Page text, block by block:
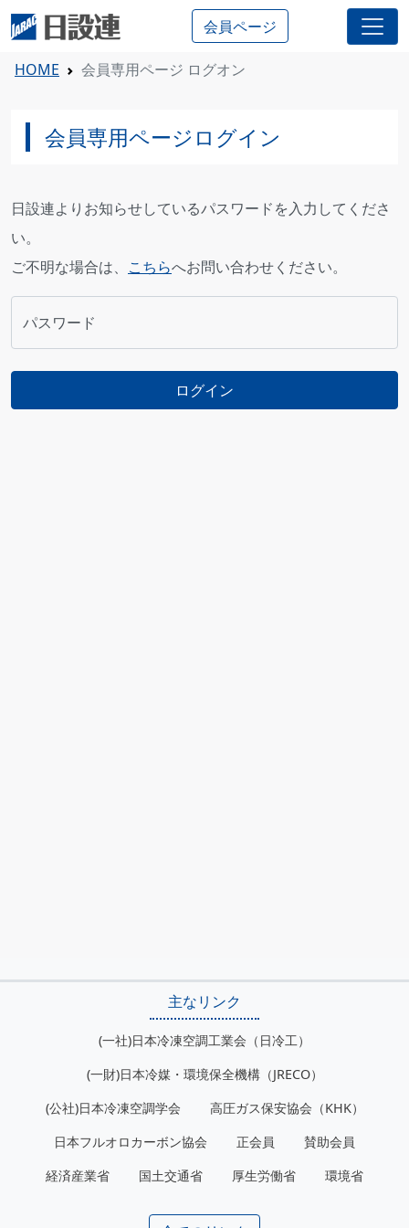
会員ページ
HOME 会員専用ページ ログオン
会員専用ページログイン
日設連よりお知らせしているパスワードを入力してくださ
い。
ご不明な場合は、 こちらへお問い合わせください。
パスワード
ログイン
主なリンク
(一社)日本冷凍空調工業会（日冷工）
(一財)日本冷媒・環境保全機構（JRECO）
(公社)日本冷凍空調学会
高圧ガス保安協会（KHK）
日本フルオロカーボン協会
正会員
賛助会員
経済産業省
国土交通省 厚生労働省 環境省